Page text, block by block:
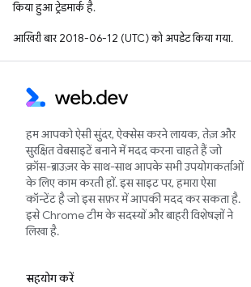
किया हुआ ट्रेडमार्क है.
आखिरी बार 2018-06-12 (UTC) को अपडेट किया गया.
हम आपको ऐसी सुंदर, ऐक्सेस करने लायक, तेज़ और
सुरक्षित वेबसाइटें बनाने में मदद करना चाहते हैं जो
क्रॉस-ब्राउज़र के साथ-साथ आपके सभी उपयोगकर्ताओं
के लिए काम करती हों. इस साइट पर, हमारा ऐसा
कॉन्टेंट है जो इस सफ़र में आपकी मदद कर सकता है.
इसे Chrome टीम के सदस्यों और बाहरी विशेषज्ञों ने
लिखा है.
सहयोग करें